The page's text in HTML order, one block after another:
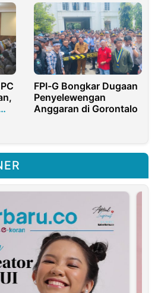
FPI-G Bongkar Dugaan
Penyelewengan
Anggaran di Gorontalo